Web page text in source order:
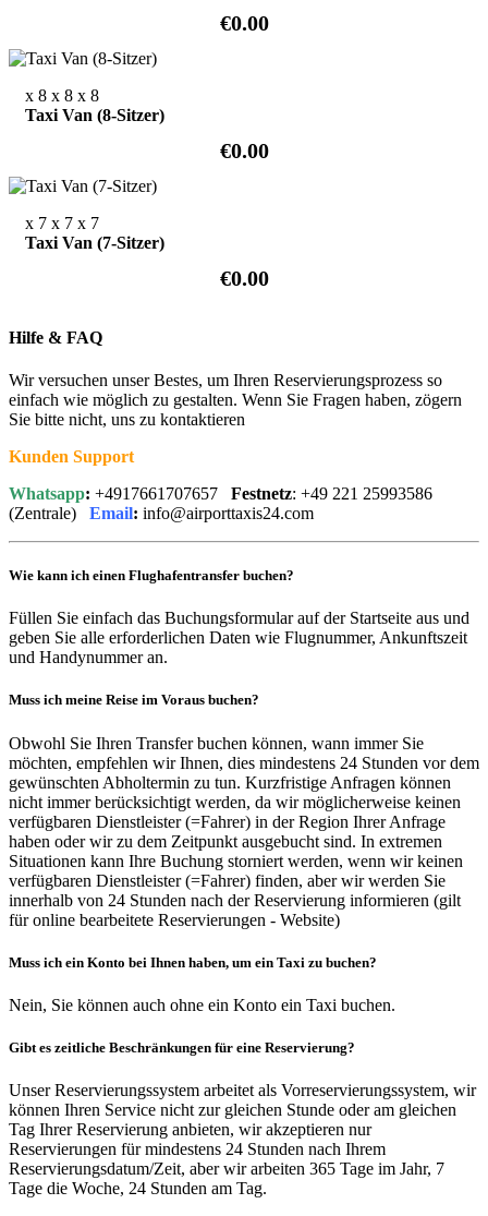
€0.00
x 8 x 8 x 8
Taxi Van (8-Sitzer)
€0.00
x 7 x 7 x 7
Taxi Van (7-Sitzer)
€0.00
Hilfe & FAQ
Wir versuchen unser Bestes, um Ihren Reservierungsprozess so
einfach wie möglich zu gestalten. Wenn Sie Fragen haben, zögern
Sie bitte nicht, uns zu kontaktieren
Kunden Support
Whatsapp: +4917661707657 Festnetz: +49 221 25993586
(Zentrale) Email: info@airporttaxis24.com
Wie kann ich einen Flughafentransfer buchen?
Füllen Sie einfach das Buchungsformular auf der Startseite aus und
geben Sie alle erforderlichen Daten wie Flugnummer, Ankunftszeit
und Handynummer an.
Muss ich meine Reise im Voraus buchen?
Obwohl Sie Ihren Transfer buchen können, wann immer Sie
möchten, empfehlen wir Ihnen, dies mindestens 24 Stunden vor dem
gewünschten Abholtermin zu tun. Kurzfristige Anfragen können
nicht immer berücksichtigt werden, da wir möglicherweise keinen
verfügbaren Dienstleister (=Fahrer) in der Region Ihrer Anfrage
haben oder wir zu dem Zeitpunkt ausgebucht sind. In extremen
Situationen kann Ihre Buchung storniert werden, wenn wir keinen
verfügbaren Dienstleister (=Fahrer) finden, aber wir werden Sie
innerhalb von 24 Stunden nach der Reservierung informieren (gilt
für online bearbeitete Reservierungen - Website)
Muss ich ein Konto bei Ihnen haben, um ein Taxi zu buchen?
Nein, Sie können auch ohne ein Konto ein Taxi buchen.
Gibt es zeitliche Beschränkungen für eine Reservierung?
Unser Reservierungssystem arbeitet als Vorreservierungssystem, wir
können Ihren Service nicht zur gleichen Stunde oder am gleichen
Tag Ihrer Reservierung anbieten, wir akzeptieren nur
Reservierungen für mindestens 24 Stunden nach Ihrem
Reservierungsdatum/Zeit, aber wir arbeiten 365 Tage im Jahr, 7
Tage die Woche, 24 Stunden am Tag.